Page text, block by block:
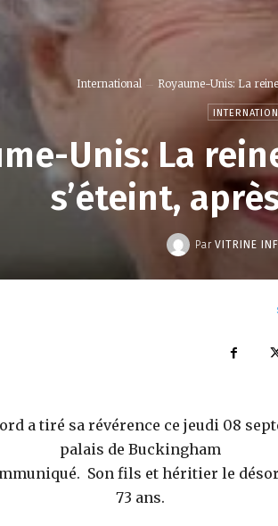
International Royaume-Unis: La
Unis: La
s’éteint,
Par VITRINE
a tiré sa révérence ce jeudi 08
palais de Buckingham
Son fils et héritier le
73 ans.